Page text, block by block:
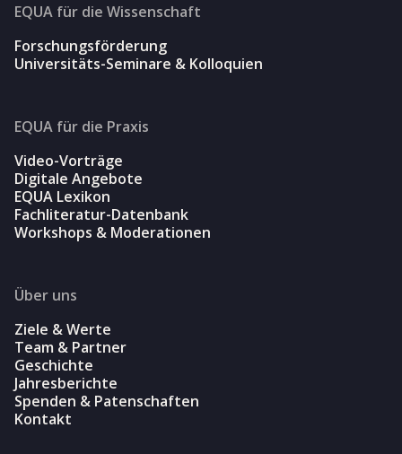
EQUA für die Wissenschaft
Forschungsförderung
Universitäts-Seminare & Kolloquien
EQUA für die Praxis
Video-Vorträge
Digitale Angebote
EQUA Lexikon
Fachliteratur-Datenbank
Workshops & Moderationen
Über uns
Ziele & Werte
Team & Partner
Geschichte
Jahresberichte
Spenden & Patenschaften
Kontakt